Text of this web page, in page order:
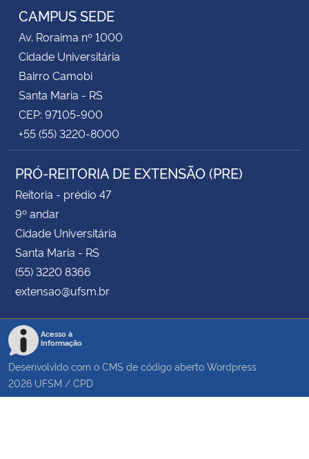
CAMPUS SEDE
Av. Roraima nº 1000
Cidade Universitária
Bairro Camobi
Santa Maria - RS
CEP: 97105-900
+55 (55) 3220-8000
PRÓ-REITORIA DE EXTENSÃO (PRE)
Reitoria - prédio 47
9º andar
Cidade Universitária
Santa Maria - RS
(55) 3220 8366
extensao@ufsm.br
Acesso à
Informação
Desenvolvido com o CMS de código aberto Wordpress
2026 UFSM / CPD